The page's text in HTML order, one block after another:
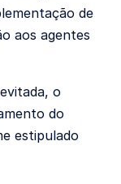
de
aos agentes
o
do
estipulado